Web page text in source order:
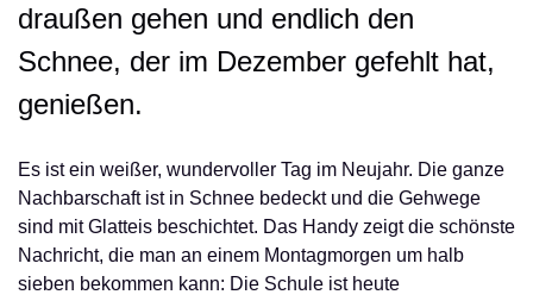
draußen gehen und endlich den
Schnee, der im Dezember gefehlt hat,
genießen.
Es ist ein weißer, wundervoller Tag im Neujahr. Die ganze
Nachbarschaft ist in Schnee bedeckt und die Gehwege
sind mit Glatteis beschichtet. Das Handy zeigt die schönste
Nachricht, die man an einem Montagmorgen um halb
sieben bekommen kann: Die Schule ist heute